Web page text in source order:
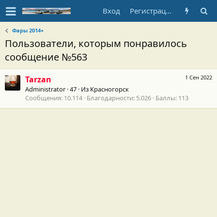
Вход Регистрация
Фары 2014+
Пользователи, которым понравилось
сообщение №563
1 Сен 2022
Tarzan
Administrator ·47 · Из Красногорск
Сообщения 10.114 Благодарности 5.026 Баллы 113